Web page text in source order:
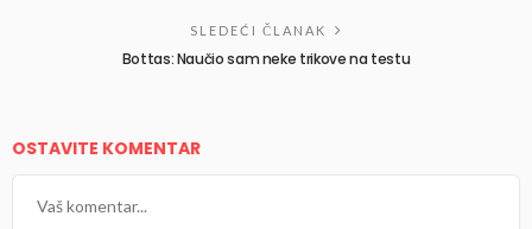
SLEDEĆI ČLANAK
Bottas: Naučio sam neke trikove na testu
OSTAVITE KOMENTAR